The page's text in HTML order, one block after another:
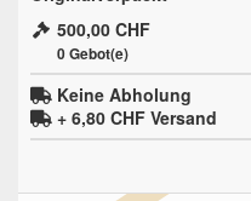
500,00 CHF
0Gebot(e)
Keine Abholung
+ 6,80 CHF Versand